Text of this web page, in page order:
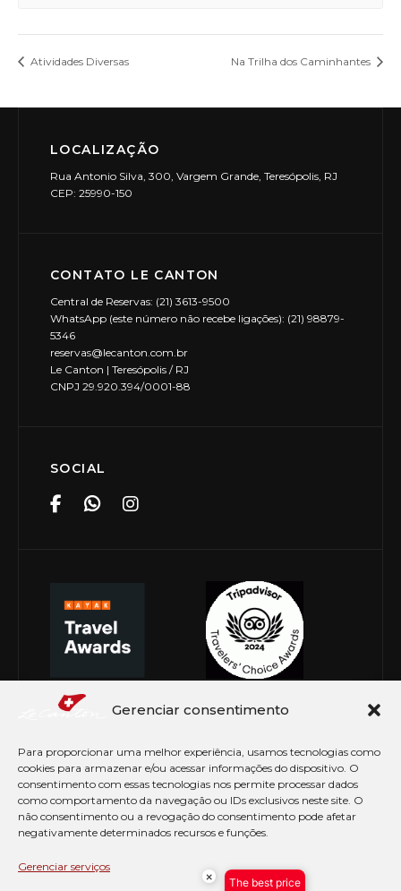
Gerenciar consentimento
Para proporcionar uma melhor experiência, usamos tecnologias como
cookies para armazenar e/ou acessar informações do dispositivo. O
consentimento com essas tecnologias nos permite processar dados
como comportamento da navegação ou IDs exclusivos neste site. O
não consentimento ou a revogação do consentimento pode afetar
negativamente determinados recursos e funções.
Gerenciar serviços
Atividades Diversas Na Trilha dos Caminhantes
LOCALIZAÇÃO
Rua Antonio Silva, 300, Vargem Grande, Teresópolis, RJ
CEP: 25990-150
CONTATO LE CANTON
Central de Reservas: (21) 3613-9500
WhatsApp (este número não recebe ligações): (21) 98879-
5346
reservas@lecanton.com.br
Le Canton | Teresópolis / RJ
CNPJ 29.920.394/0001-88
SOCIAL
© Copyright 2026 Le Canton. Todos os direitos
× The best price